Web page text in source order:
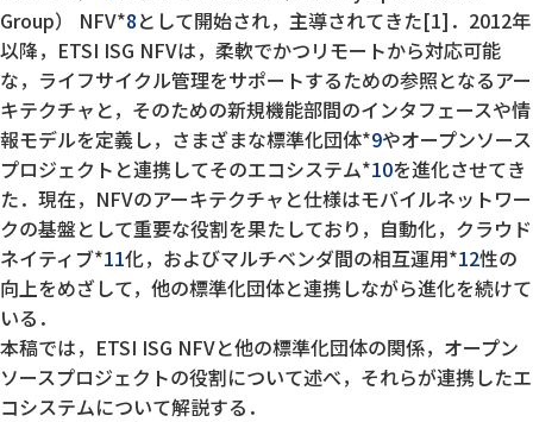
Group） NFV*8として開始され，主導されてきた[1]．2012年
以降，ETSI ISG NFVは，柔軟でかつリモートから対応可能
な，ライフサイクル管理をサポートするための参照となるアー
キテクチャと，そのための新規機能部間のインタフェースや情
報モデルを定義し，さまざまな標準化団体*9やオープンソース
プロジェクトと連携してそのエコシステム*10を進化させてき
た．現在，NFVのアーキテクチャと仕様はモバイルネットワー
クの基盤として重要な役割を果たしており，自動化，クラウド
ネイティブ*11化，およびマルチベンダ間の相互運用*12性の
向上をめざして，他の標準化団体と連携しながら進化を続けて
いる．
本稿では，ETSI ISG NFVと他の標準化団体の関係，オープン
ソースプロジェクトの役割について述べ，それらが連携したエ
コシステムについて解説する．